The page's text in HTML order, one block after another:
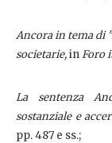
Ancora in tema di
societarie,inForo
La sentenza
sostanziale e
pp. 487 e ss.;